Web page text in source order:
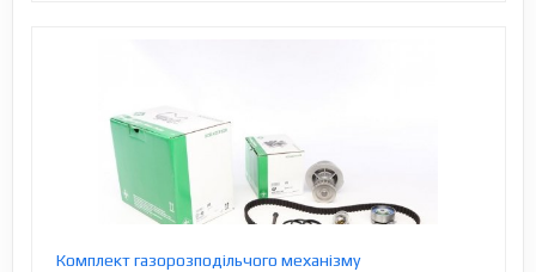
Комплект газорозподільчого механізму